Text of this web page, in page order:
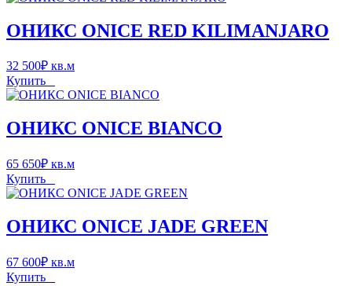
ОНИКС ONICE RED KILIMANJARO
32 500₽ кв.м
Купить
ОНИКС ONICE BIANCO
65 650₽ кв.м
Купить
ОНИКС ONICE JADE GREEN
67 600₽ кв.м
Купить